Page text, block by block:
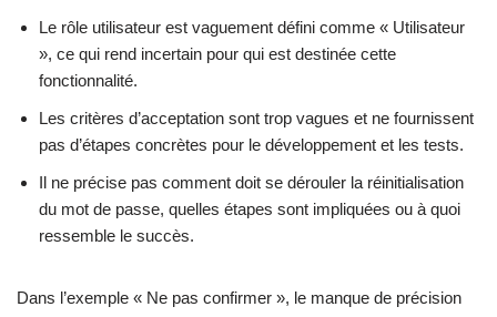
Le rôle utilisateur est vaguement défini comme « Utilisateur
», ce qui rend incertain pour qui est destinée cette
fonctionnalité.
Les critères d’acceptation sont trop vagues et ne fournissent
pas d’étapes concrètes pour le développement et les tests.
Il ne précise pas comment doit se dérouler la réinitialisation
du mot de passe, quelles étapes sont impliquées ou à quoi
ressemble le succès.
Dans l’exemple « Ne pas confirmer », le manque de précision